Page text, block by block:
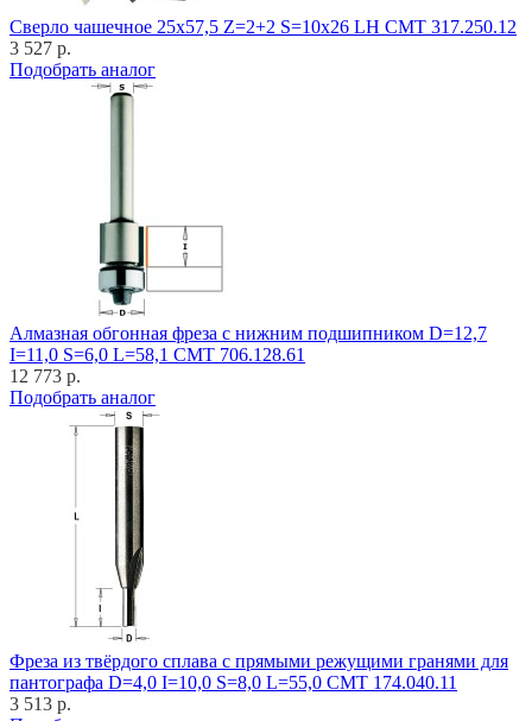
Cверло чашечное 25x57,5 Z=2+2 S=10x26 LH CMT 317.250.12
3 527 р.
Подобрать аналог
Алмазная обгонная фреза с нижним подшипником D=12,7
I=11,0 S=6,0 L=58,1 CMT 706.128.61
12 773 р.
Подобрать аналог
Фреза из твёрдого сплава с прямыми режущими гранями для
пантографа D=4,0 I=10,0 S=8,0 L=55,0 CMT 174.040.11
3 513 р.